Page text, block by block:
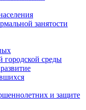
занятости
среды
и защите